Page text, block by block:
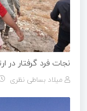
نجات فرد گرفتار در
میلاد بساطی نظری